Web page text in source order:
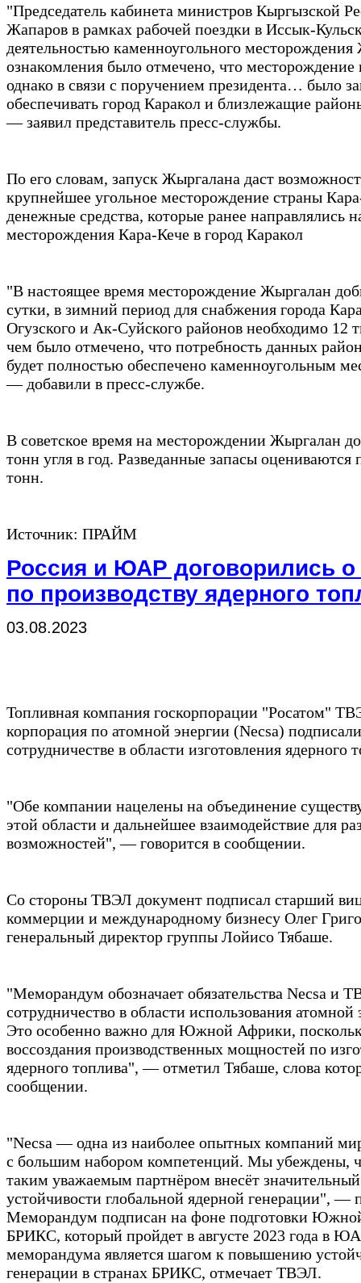
"Председатель кабинета министров Кыргызской
Жапаров в рамках рабочей поездки в Иссык-
деятельностью каменноугольного
ознакомления было отмечено, что месторождение
однако в связи с поручением президента… было
обеспечивать город Каракол и близлежащие
— заявил представитель пресс-службы.
По его словам, запуск Жыргалана даст
крупнейшее угольное месторождение страны
денежные средства, которые ранее направлялись
месторождения Кара-Кече в город Каракол
"В настоящее время месторождение Жыргалан
сутки, в зимний период для снабжения города
Огузского и Ак-Суйского районов необходимо 12
чем было отмечено, что потребность данных
будет полностью обеспечено каменноугольным
— добавили в пресс-службе.
В советское время на месторождении Жыргалан
тонн угля в год. Разведанные запасы
тонн.
Источник: ПРАЙМ
Россия и ЮАР договорились о
по производству ядерного
03.08.2023
Топливная компания госкорпорации "Росатом"
корпорация по атомной энергии (Necsa)
сотрудничестве в области изготовления ядерного
"Обе компании нацелены на объединение
этой области и дальнейшее взаимодействие для
возможностей", — говорится в сообщении.
Со стороны ТВЭЛ документ подписал старший
коммерции и международному бизнесу Олег
генеральный директор группы Лойисо Тябаше.
"Меморандум обозначает обязательства Necsa и
сотрудничество в области использования
Это особенно важно для Южной Африки,
воссоздания производственных мощностей по
ядерного топлива", — отметил Тябаше, слова
сообщении.
"Necsa — одна из наиболее опытных компаний
с большим набором компетенций. Мы убеждены,
таким уважаемым партнёром внесёт
устойчивости глобальной ядерной генерации", —
Меморандум подписан на фоне подготовки
БРИКС, который пройдет в августе 2023 года в
меморандума является шагом к повышению
генерации в странах БРИКС, отмечает ТВЭЛ.